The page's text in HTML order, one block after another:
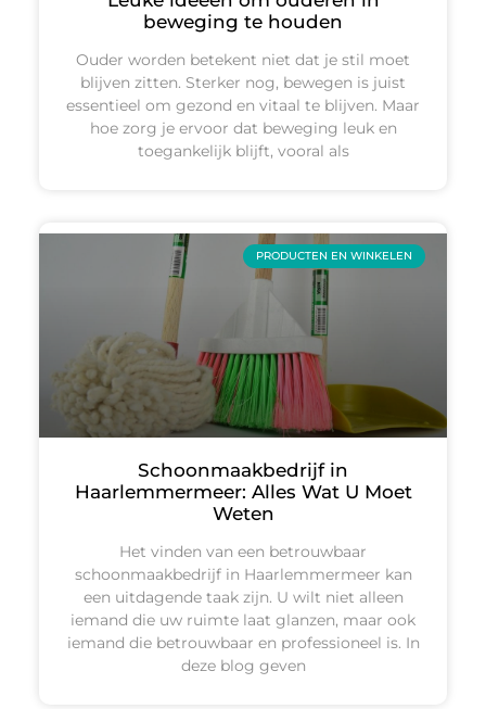
beweging te houden
Ouder worden betekent niet dat je stil moet
blijven zitten. Sterker nog, bewegen is juist
essentieel om gezond en vitaal te blijven. Maar
hoe zorg je ervoor dat beweging leuk en
toegankelijk blijft, vooral als
PRODUCTEN EN WINKELEN
Schoonmaakbedrijf in
Haarlemmermeer: Alles Wat U Moet
Weten
Het vinden van een betrouwbaar
schoonmaakbedrijf in Haarlemmermeer kan
een uitdagende taak zijn. U wilt niet alleen
iemand die uw ruimte laat glanzen, maar ook
iemand die betrouwbaar en professioneel is. In
deze blog geven